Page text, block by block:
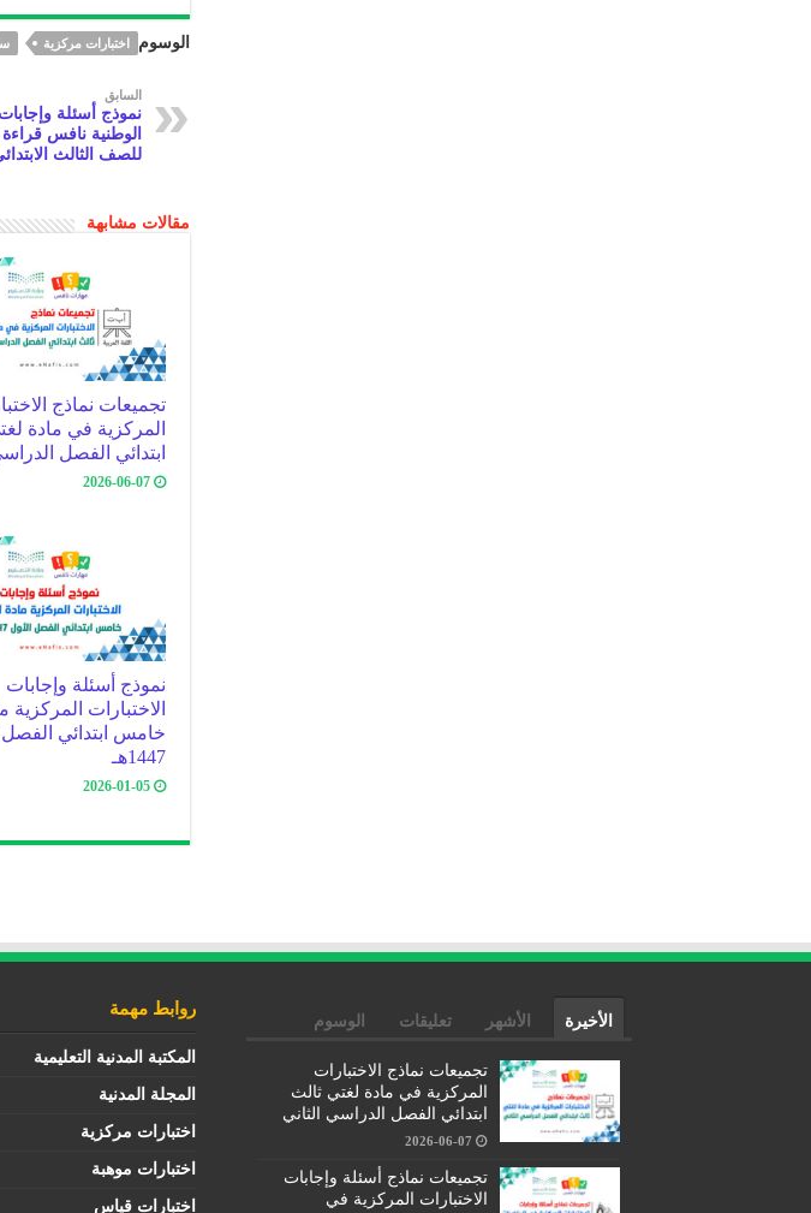
gr
a
m
eb
oo
k
الوسوم اختبارات مركزية
السابق
نموذج أسئلة وإجابات
الوطنية نافس
للصف الثالث الابتدائي
مقالات مشابهة
تجميعات نماذج
المركزية في مادة
ابتدائي الفصل
2026-06-07
نموذج أسئلة وإجابات
الاختبارات المركزية
خامس ابتدائي الفصل
1447هـ
2026-01-05
الأخيرة الأشهر تعليقات الوسوم
تجميعات نماذج الاختبارات
المركزية في مادة لغتي ثالث
ابتدائي الفصل الدراسي الثاني
2026-06-07
تجميعات نماذج أسئلة وإجابات
الاختبارات المركزية في
روابط مهمة
المكتبة المدنية التعليمية
المجلة المدنية
اختبارات مركزية
اختبارات موهبة
اختبارات قياس